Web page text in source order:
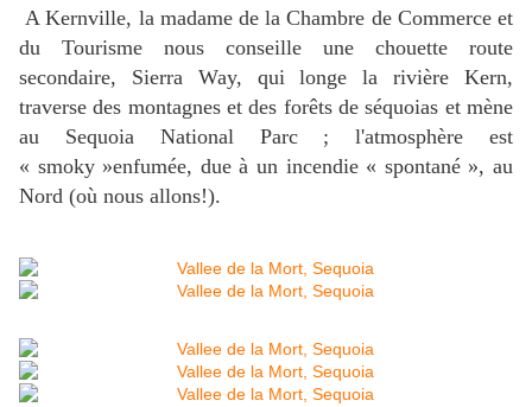
A Kernville, la madame de la Chambre de Commerce et
du Tourisme nous conseille une chouette route
secondaire, Sierra Way, qui longe la rivière Kern,
traverse des montagnes et des forêts de séquoias et mène
au Sequoia National Parc ; l'atmosphère est
« smoky »enfumée, due à un incendie « spontané », au
Nord (où nous allons!).